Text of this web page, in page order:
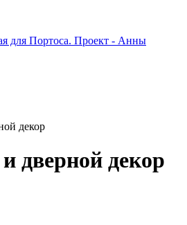
для Портоса. Проект - Анны
декор
дверной декор